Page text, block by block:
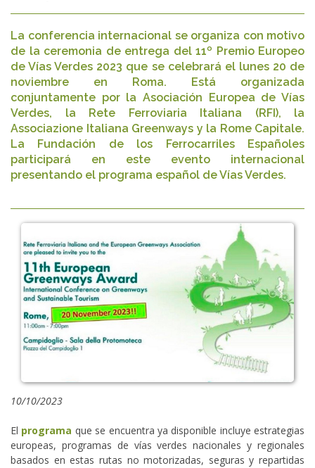
La conferencia internacional se organiza con motivo
de la ceremonia de entrega del 11º Premio Europeo
de Vías Verdes 2023 que se celebrará el lunes 20 de
noviembre en Roma. Está organizada
conjuntamente por la Asociación Europea de Vías
Verdes, la Rete Ferroviaria Italiana (RFI), la
Associazione Italiana Greenways y la Rome Capitale.
La Fundación de los Ferrocarriles Españoles
participará en este evento internacional
presentando el programa español de Vías Verdes.
10/10/2023
El programa que se encuentra ya disponible incluye estrategias
europeas, programas de vías verdes nacionales y regionales
basados en estas rutas no motorizadas, seguras y repartidas